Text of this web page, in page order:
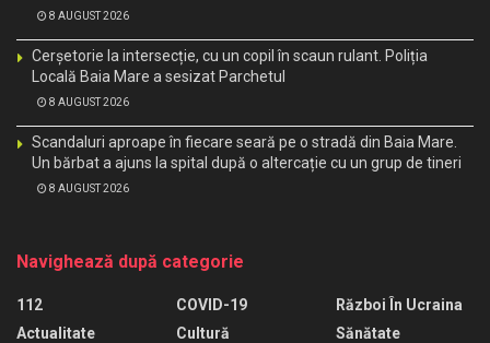
8 AUGUST 2026
Cerșetorie la intersecție, cu un copil în scaun rulant. Poliția
Locală Baia Mare a sesizat Parchetul
8 AUGUST 2026
Scandaluri aproape în fiecare seară pe o stradă din Baia Mare.
Un bărbat a ajuns la spital după o altercație cu un grup de tineri
8 AUGUST 2026
Navighează după categorie
112
Actualitate
COVID-19
Cultură
Război În Ucraina
Sănătate